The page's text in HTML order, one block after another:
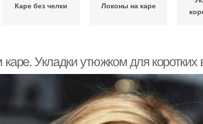
Каре без челки Локоны на каре
Укладки утюжком для коротких